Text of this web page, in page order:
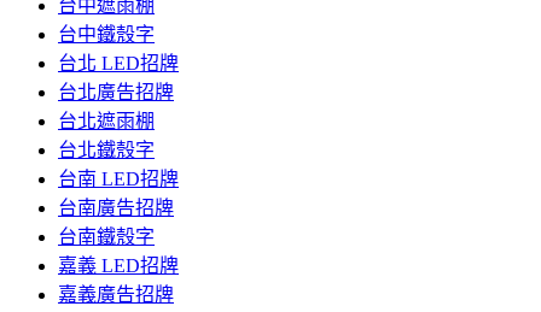
台中遮雨棚
台中鐵殼字
台北 LED招牌
台北廣告招牌
台北遮雨棚
台北鐵殼字
台南 LED招牌
台南廣告招牌
台南鐵殼字
嘉義 LED招牌
嘉義廣告招牌